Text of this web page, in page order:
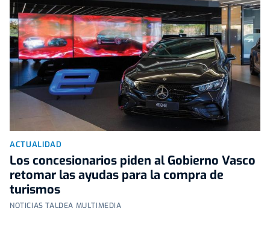
ACTUALIDAD
Los concesionarios piden al Gobierno Vasco
retomar las ayudas para la compra de
turismos
NOTICIAS TALDEA MULTIMEDIA